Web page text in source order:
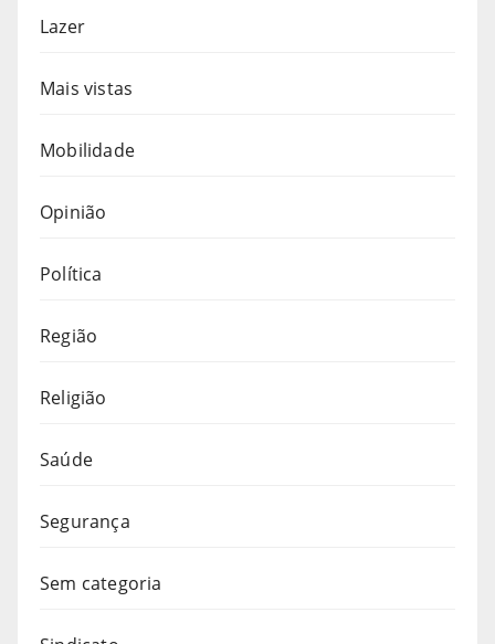
Lazer
Mais vistas
Mobilidade
Opinião
Política
Região
Religião
Saúde
Segurança
Sem categoria